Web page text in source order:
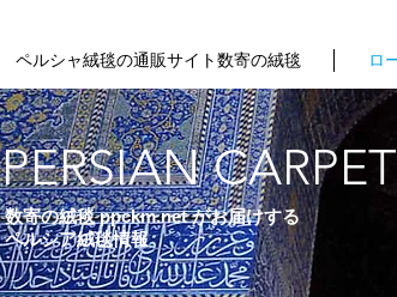
ペルシャ絨毯の通販サイト数寄の絨毯 ロ
数寄の絨毯 ppckm.net がお届けする
ペルシア絨毯情報
PERSIAN CARPET